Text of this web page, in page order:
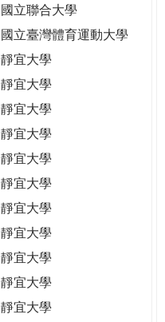
國立聯合大學
國立臺灣體育運動大學
靜宜大學
靜宜大學
靜宜大學
靜宜大學
靜宜大學
靜宜大學
靜宜大學
靜宜大學
靜宜大學
靜宜大學
靜宜大學